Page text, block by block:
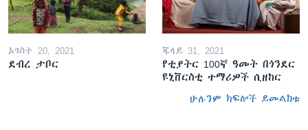
ኦገስት 20, 2021
ደብረ ታቦር
ጁላይ 31, 2021
የቲያትር 100ኛ ዓመት በጎንደር
ዩኒቨርስቲ ተማሪዎች ሲዘከር
ሁሉንም ክፍሎች ይመልከቱ